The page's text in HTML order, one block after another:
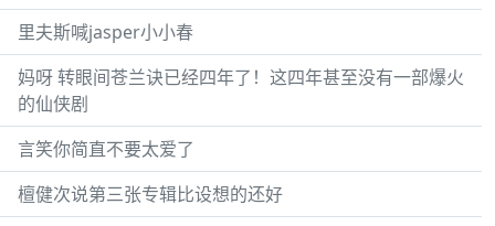
里夫斯喊jasper小小春
妈呀 转眼间苍兰诀已经四年了！这四年甚至没有一部爆火
的仙侠剧
言笑你简直不要太爱了
檀健次说第三张专辑比设想的还好